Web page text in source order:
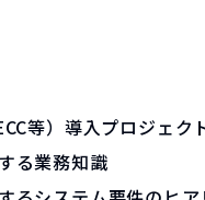
等）導入プロジェ
る業務知識